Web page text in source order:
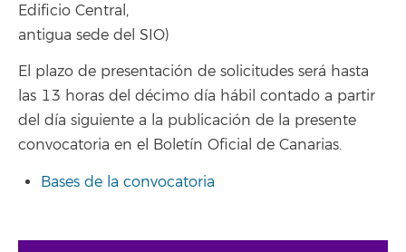
Edificio Central,
antigua sede del SIO)
El plazo de presentación de solicitudes será hasta
las 13 horas del décimo día hábil contado a partir
del día siguiente a la publicación de la presente
convocatoria en el Boletín Oficial de Canarias.
Bases de la convocatoria